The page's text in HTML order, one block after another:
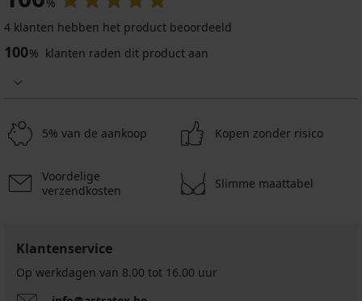
%
4 klanten hebben het product beoordeeld
100% klanten raden dit product aan
5% van de aankoop Kopen zonder risico
Voordelige
verzendkosten
Slimme maattabel
Klantenservice
Op werkdagen van 8.00 tot 16.00 uur